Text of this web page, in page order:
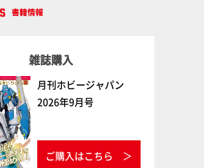
談「ガメラ永久保存化プロジェク
雑誌購入
月刊ホビージャパン
2026年9月号
ご購入はこちら